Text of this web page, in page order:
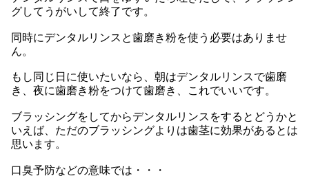
グしてうがいして終了です。
同時にデンタルリンスと歯磨き粉を使う必要はありませ
ん。
もし同じ日に使いたいなら、朝はデンタルリンスで歯磨
き、夜に歯磨き粉をつけて歯磨き、これでいいです。
ブラッシングをしてからデンタルリンスをするとどうかと
いえば、ただのブラッシングよりは歯茎に効果があるとは
思います。
口臭予防などの意味では・・・